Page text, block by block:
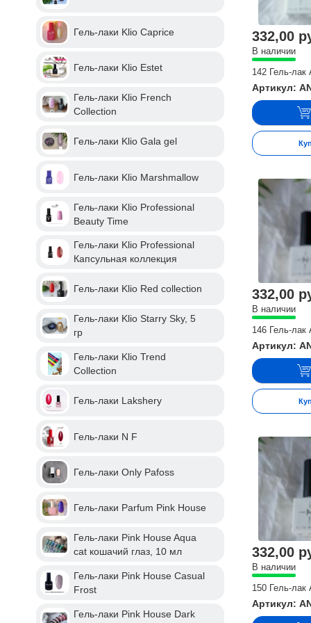
332,00
В наличии
142 Гель-
Артикул:
332,00
В наличии
146 Гель-
Артикул:
332,00
В наличии
150 Гель-
Артикул:
Гель-лаки Klio Caprice
Гель-лаки Klio Estet
Гель-лаки Klio French
Collection
Гель-лаки Klio Gala gel
Гель-лаки Klio Marshmallow
Гель-лаки Klio Professional
Beauty Time
Гель-лаки Klio Professional
Капсульная коллекция
Гель-лаки Klio Red collection
Гель-лаки Klio Starry Sky, 5
гр
Гель-лаки Klio Trend
Collection
Гель-лаки Lakshery
Гель-лаки N F
Гель-лаки Only Pafoss
Гель-лаки Parfum Pink House
Гель-лаки Pink House Aqua
cat кошачий глаз, 10 мл
Гель-лаки Pink House Casual
Frost
Гель-лаки Pink House Dark